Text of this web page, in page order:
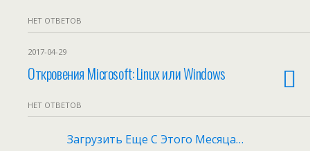
НЕТ ОТВЕТОВ
2017-04-29
Откровения Microsoft: Linux или Windows
НЕТ ОТВЕТОВ
Загрузить Еще С Этого Месяца…